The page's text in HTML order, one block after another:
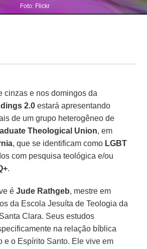
Foto: Flickr
cinzas e nos domingos da
2.0 estará apresentando
de um grupo heterogêneo de
Theological Union, em
, que se identificam como LGBT
com pesquisa teológica e/ou
.
éJude Rathgeb, mestre em
da Escola Jesuíta de Teologia da
Clara. Seus estudos
na relação bíblica
e o Espírito Santo. Ele vive em